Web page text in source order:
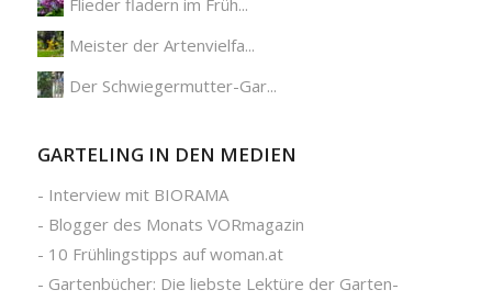
Flieder fladern im Früh...
Meister der Artenvielfa...
Der Schwiegermutter-Gar...
GARTELING IN DEN MEDIEN
- Interview mit BIORAMA
- Blogger des Monats VORmagazin
- 10 Frühlingstipps auf woman.at
- Gartenbücher: Die liebste Lektüre der Garten-